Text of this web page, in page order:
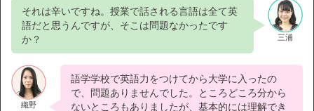
三浦
それは辛いですね。授業で話される言語は全て英
語だと思うんですが、そこは問題なかったです
か？
織野
語学学校で英語力をつけてから大学に入ったの
で、問題ありませんでした。ところどころ分から
ないところもありましたが、基本的には理解でき